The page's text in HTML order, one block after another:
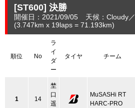
[ST600] 決勝
開催日：2021/09/05 天候：Cloudy
(3.747km x 19laps = 71.193km)
順位 No
ラ
イ
ダ
ー
タイヤ チーム
1 14
埜
口
遥
MuSASHi RT
HARC-PRO